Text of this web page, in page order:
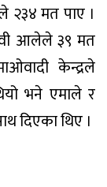
२३४ मत पाए ।
आलेले ३९ मत
केन्द्रले
भने एमाले र
दिएका थिए ।